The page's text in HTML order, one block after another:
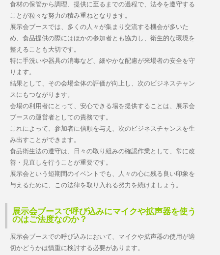
食材の保管から調理、提供に至るまでの過程で、法令を遵守する
ことが粒々な努力の積み重ねとなります。
展示会ブースでは、多くの人々が集まり交流する機会が多いた
め、食品提供の際にはほかの参加者とも協力し、衛生的な環境を
整えることも大切です。
特に手洗いや器具の消毒など、細やかな配慮が来場者の安全を守
ります。
結果として、その会場全体の評価が向上し、次のビジネスチャン
スにもつながります。
会場の利用者にとって、安心できる場を提供することは、展示会
ブースの運営者としての責務です。
これによって、参加者に信頼を与え、次のビジネスチャンスを生
み出すことができます。
食品衛生法の遵守は、日々の取り組みの確認作業として、常に改
善・見直しを行うことが重要です。
展示会という短期間のイベントでも、人々の心に残る良い印象を
与えるために、この法律を取り入れる努力を続けましょう。
展示会ブースで呼び込みにマイクや拡声器を使う
のはご法度なのか？
展示会ブースでの呼び込みにおいて、マイクや拡声器の使用が適
切かどうかは慎重に検討する必要があります。